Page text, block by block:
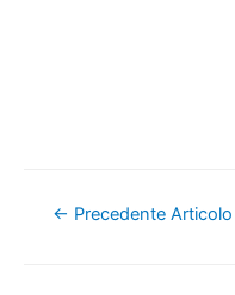
Navigazione
← Precedente Articolo